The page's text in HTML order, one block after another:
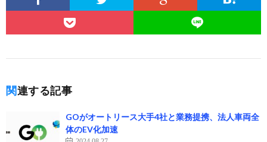
関連する記事
GOがオートリース大手4社と業務提携、法人車両全
体のEV化加速